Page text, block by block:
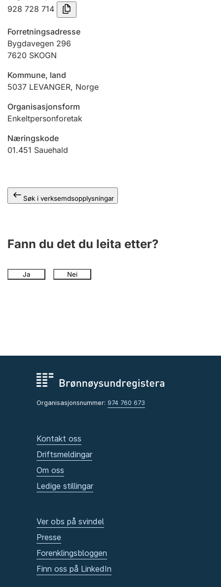
Jeger
Betaling og jegeravgiftskort
Ektepaktrettleiaren
Andre tema
928 728 714
Forretningsadresse
Bygdavegen 296
7620 SKOGN
Kommune, land
5037 LEVANGER, Norge
Organisasjonsform
Enkeltpersonforetak
Næringskode
01.451 Sauehald
Søk i verksemdsopplysningar
Fann du det du leita etter?
Ja Nei
Organisasjonsnummer: 974 760 673
Kontakt oss
Driftsmeldingar
Om oss
Ledige stillingar
Ver obs på svindel
Presse
Forenklingsbloggen
Finn oss på LinkedIn